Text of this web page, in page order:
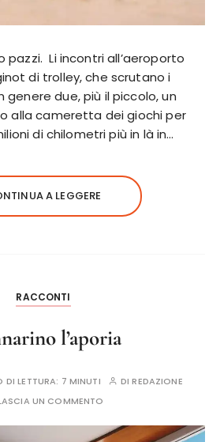
pazzi. Li incontri all’aeroporto
di trolley, che scrutano i
genere due, più il piccolo, un
alla cameretta dei giochi per
di chilometri più in là in…
A LEGGERE
RACCONTI
l’aporia
DI LETTURA: 7 MINUTI DIREDAZIONE
UN COMMENTO